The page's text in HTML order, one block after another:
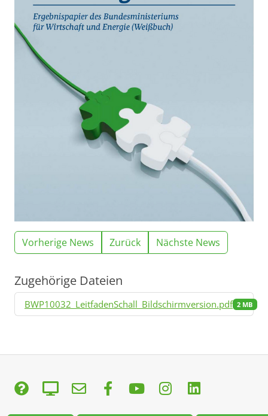
Vorherige News Zurück Nächste News
Zugehörige Dateien
BWP10032_LeitfadenSchall_Bildschirmversion.pdf 2 MB